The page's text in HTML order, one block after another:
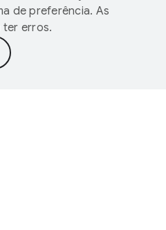
de preferência. As
ter erros.